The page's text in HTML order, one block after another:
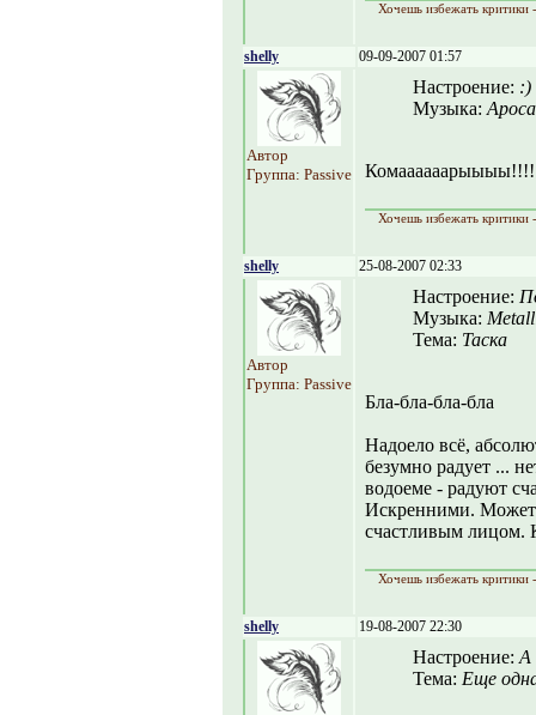
Хочешь избежать критики
shelly 09-09-2007 01:57
Автор
Группа: Passive
Настроение: :)
Музыка:
Хочешь избежать критики
shelly 25-08-2007 02:33
Автор
Группа: Passive
Настроение:
Музыка:
Тема: Таска
Бла-бла-бла-бла
Надоело всё,
безумно радует ...
водоеме - радуют
Искренними. Может
счастливым лицом.
Хочешь избежать критики
shelly 19-08-2007 22:30
Настроение: А
Тема: Еще